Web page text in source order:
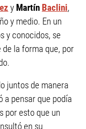
y Martín Baclini,
y medio. En un
y conocidos, se
la forma que, por
juntos de manera
a pensar que podía
por esto que un
en su